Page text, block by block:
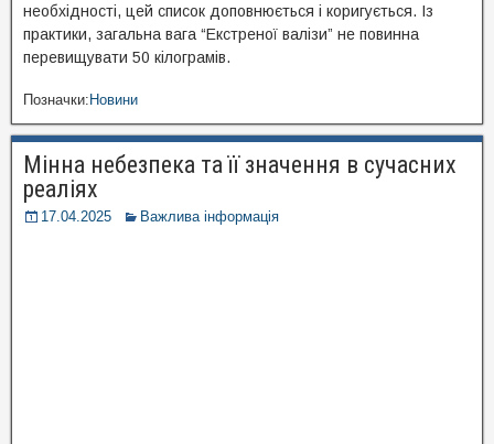
необхідності, цей список доповнюється і коригується. Із
практики, загальна вага “Екстреної валізи” не повинна
перевищувати 50 кілограмів.
Позначки:Новини
Мінна небезпека та її значення в сучасних
реаліях
17.04.2025 Важлива інформація